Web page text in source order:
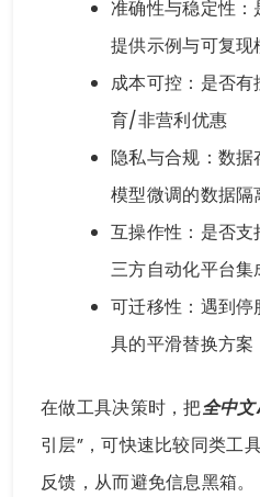
准确性与稳定性
提供示例与可复现
成本可控：是否
育/非营利优惠
隐私与合规：数据
模型微调的数据隔
互操作性：是否
三方自动化平台集
可迁移性：遇到
具的平滑替换方案
在做工具决策时，把全中
引层”，可快速比较同类工
反馈，从而避免信息黑箱。